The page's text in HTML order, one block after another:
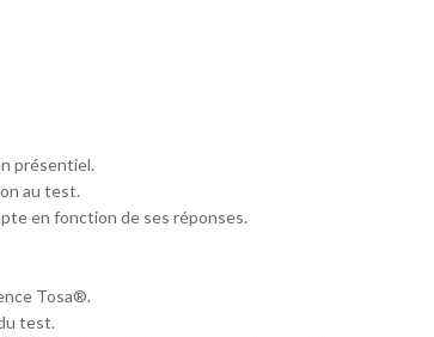
présentiel.
au test.
en fonction de ses réponses.
Tosa®.
test.